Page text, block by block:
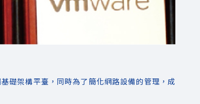
礎架構平臺，同時為了簡化網路設備的管理，成